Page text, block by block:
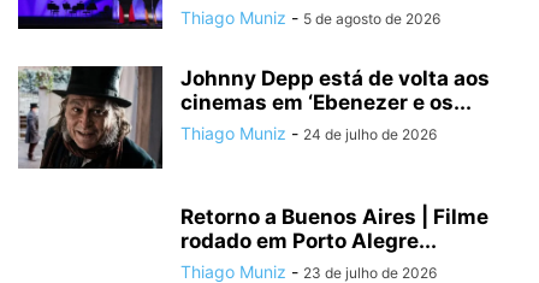
Thiago Muniz - 5 de agosto de 2026
Johnny Depp está de volta aos
cinemas em ‘Ebenezer e os...
Thiago Muniz - 24 de julho de 2026
Retorno a Buenos Aires | Filme
rodado em Porto Alegre...
Thiago Muniz - 23 de julho de 2026